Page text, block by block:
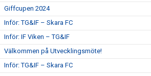
Giffcupen 2024
Inför: TG&IF – Skara FC
Inför: IF Viken – TG&IF
Välkommen på Utvecklingsmöte!
Inför: TG&IF – Skara FC